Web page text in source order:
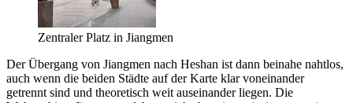
Zentraler Platz in Jiangmen
Der Übergang von Jiangmen nach Heshan ist dann beinahe nahtlos,
auch wenn die beiden Städte auf der Karte klar voneinander
getrennt sind und theoretisch weit auseinander liegen. Die